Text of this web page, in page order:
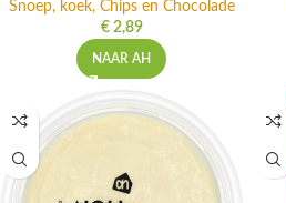
Snoep, koek, Chips en Chocolade
€2,89
NAAR AH